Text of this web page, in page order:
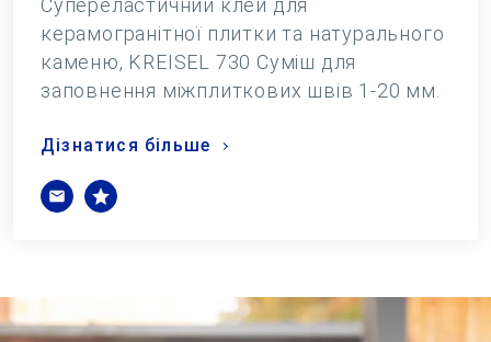
Супереластичний клей для
керамогранітної плитки та натурального
каменю, KREISEL 730 Суміш для
заповнення міжплиткових швів 1-20 мм.
Дізнатися більше